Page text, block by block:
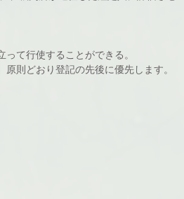
て行使することができる。
則どおり登記の先後に優先します。